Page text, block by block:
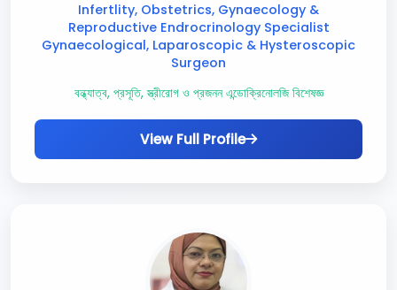
Infertlity, Obstetrics, Gynaecology &
Reproductive Endrocrinology Specialist
Gynaecological, Laparoscopic & Hysteroscopic
Surgeon
বন্ধ্যাত্ব, প্রসূতি, স্ত্রীরোগ ও প্রজনন এন্ডোক্রিনোলজি বিশেষজ্ঞ
View Full Profile